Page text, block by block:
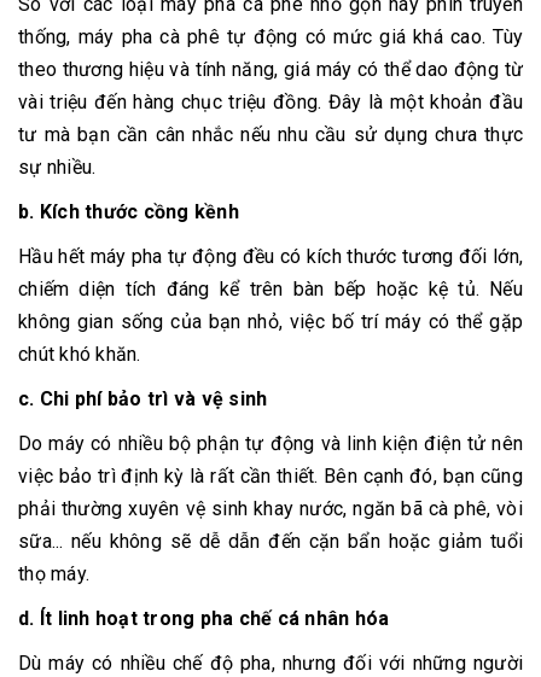
thống, máy pha cà phê tự động có mức giá khá cao. Tùy
theo thương hiệu và tính năng, giá máy có thể dao động từ
vài triệu đến hàng chục triệu đồng. Đây là một khoản đầu
tư mà bạn cần cân nhắc nếu nhu cầu sử dụng chưa thực
sự nhiều.
b. Kích thước cồng kềnh
Hầu hết máy pha tự động đều có kích thước tương đối lớn,
chiếm diện tích đáng kể trên bàn bếp hoặc kệ tủ. Nếu
không gian sống của bạn nhỏ, việc bố trí máy có thể gặp
chút khó khăn.
c. Chi phí bảo trì và vệ sinh
Do máy có nhiều bộ phận tự động và linh kiện điện tử nên
việc bảo trì định kỳ là rất cần thiết. Bên cạnh đó, bạn cũng
phải thường xuyên vệ sinh khay nước, ngăn bã cà phê, vòi
sữa... nếu không sẽ dễ dẫn đến cặn bẩn hoặc giảm tuổi
thọ máy.
d. Ít linh hoạt trong pha chế cá nhân hóa
Dù máy có nhiều chế độ pha, nhưng đối với những người